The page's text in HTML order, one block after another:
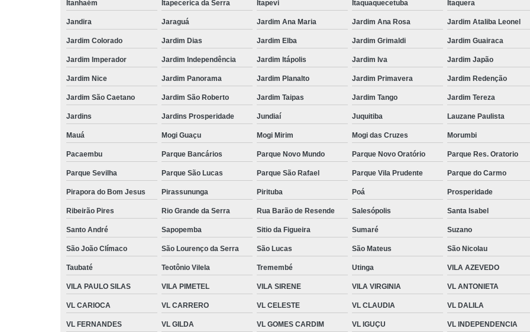
Fornecedor de
Fornecedor de Iogurteira
Iogurteira Industrial 100 Litros
Iogurteira Industrial 200
Iogurteira Industrial 50 Litros
Iogurteira Industrial
Medidor de Vazão de
Medidor de Vazão
Medidor de Vazão para
Medidor Vazão de Laticínio
Medidor Vazão para Laticínio
Medidor de Vazão
Medidor de Vazão Caminhão
Medidor de Vazão Industrial
Itanhaém Itapecerica da Serra Itapevi Itaquaquecetuba Itaquera
Jandira Jaraguá Jardim Ana Maria Jardim Ana Rosa Jardim Ataliba Leonel
Jardim Colorado Jardim Dias Jardim Elba Jardim Grimaldi Jardim Guairaca
Jardim Imperador Jardim Independência Jardim Itápolis Jardim Iva Jardim Japão
Jardim Nice Jardim Panorama Jardim Planalto Jardim Primavera Jardim Redenção
Jardim São Caetano Jardim São Roberto Jardim Taipas Jardim Tango Jardim Tereza
Jardins Jardins Prosperidade Jundiaí Juquitiba Lauzane Paulista
Mauá Mogi Guaçu Mogi Mirim Mogi das Cruzes Morumbi
Pacaembu Parque Bancários Parque Novo Mundo Parque Novo Oratório Parque Res. Oratorio
Parque Sevilha Parque São Lucas Parque São Rafael Parque Vila Prudente Parque do Carmo
Pirapora do Bom Jesus Pirassununga Pirituba Poá Prosperidade
Ribeirão Pires Rio Grande da Serra Rua Barão de Resende Salesópolis Santa Isabel
Santo André Sapopemba Sitio da Figueira Sumaré Suzano
São João Clímaco São Lourenço da Serra São Lucas São Mateus São Nicolau
Taubaté Teotônio Vilela Tremembé Utinga VILA AZEVEDO
VILA PAULO SILAS VILA PIMETEL VILA SIRENE VILA VIRGINIA VL ANTONIETA
VL CARIOCA VL CARRERO VL CELESTE VL CLAUDIA VL DALILA
VL FERNANDES VL GILDA VL GOMES CARDIM VL IGUÇU VL INDEPENDENCIA